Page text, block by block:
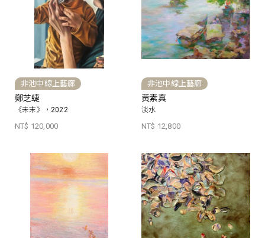
非池中線上藝廊
鄭芝蜨
《未末》，2022
NT$ 120,000
非池中線上藝廊
黃素真
淡水
NT$ 12,800